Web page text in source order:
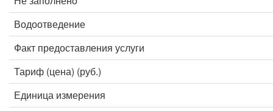
Водоотведение
Факт предоставления услуги
Тариф (цена) (руб.)
Единица измерения